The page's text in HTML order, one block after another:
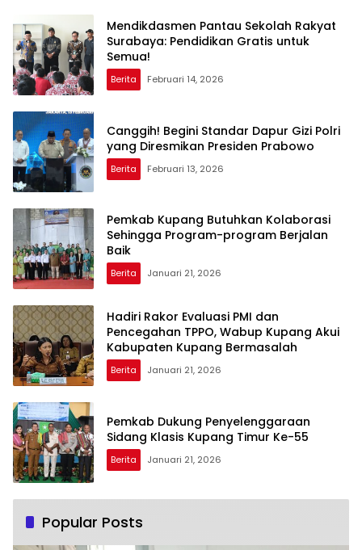
Mendikdasmen Pantau Sekolah Rakyat
Surabaya: Pendidikan Gratis untuk
Semua!
Berita Februari 14, 2026
Canggih! Begini Standar Dapur Gizi Polri
yang Diresmikan Presiden Prabowo
Berita Februari 13, 2026
Pemkab Kupang Butuhkan Kolaborasi
Sehingga Program-program Berjalan
Baik
Berita Januari 21, 2026
Hadiri Rakor Evaluasi PMI dan
Pencegahan TPPO, Wabup Kupang Akui
Kabupaten Kupang Bermasalah
Berita Januari 21, 2026
Pemkab Dukung Penyelenggaraan
Sidang Klasis Kupang Timur Ke-55
Berita Januari 21, 2026
Popular Posts